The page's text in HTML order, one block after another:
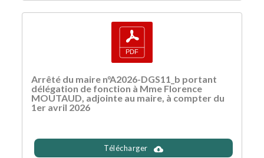
Arrêté du maire n°A2026-DGS11_b portant
délégation de fonction à Mme Florence
MOUTAUD, adjointe au maire, à compter du
1er avril 2026
Télécharger